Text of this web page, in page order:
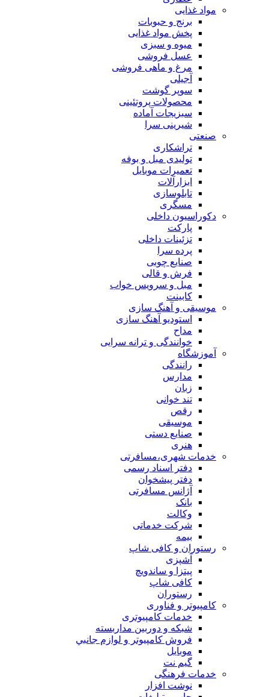
مواد غذایی
برنج و حبوبات
پخش مواد غذایی
میوه و سبزی
عسل فروشی
مرغ و ماهی فروشی
آجیلی
سوپر گوشت
محصولات پروتئینی
سبزیجات آماده
شیرینی سرا
صنعتی
تراشکاری
تولیدی مبل و بوفه
تعمیرات موبایل
ابزارآلات
تابلوسازی
مسگری
دکوراسیون داخلی
پارکت
تزئینات داخلی
پرده سرا
صنایع چوبی
فرش و قالی
مبل و سرويس خواب
کابینت
موسیقی و آهنگ سازی
استودیو آهنگ سازی
مداح
خوانندگی و ترانه سرایی
آموزشگاه
رانندگی
مدارس
زبان
تند خوانی
رقص
موسیقی
صنایع دستی
هنری
خدمات شهری،مسافرتی
دفتر اسناد رسمی
دفتر پیشخوان
آژانس مسافرتی
بانک
وکالت
شرکت خدماتی
بيمه
رستوران و کافی شاپ
آشپزی
پیتزا و ساندویچ
کافی شاپ
رستوران
کامپیوتر و فناوری
خدمات کامپیوتری
شبكه و دوربين مداربسته
فروش كامپيوتر و لوازم جانبي
موبایل
گیم نت
خدمات فرهنگی
نوشت افزار